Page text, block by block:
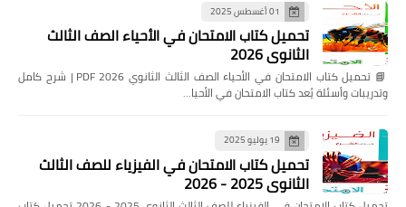
01 أغسطس 2025
تحميل كتاب الامتحان في الأحياء الصف الثالث
الثانوي 2026
📘 تحميل كتاب الامتحان في الأحياء الصف الثالث الثانوي 2026 PDF | شرح كامل
وتدريبات وأسئلة يُعد كتاب الامتحان في الأحيا…
19 يوليو 2025
تحميل كتاب الامتحان في الفيزياء للصف الثالث
الثانوي 2025 - 2026